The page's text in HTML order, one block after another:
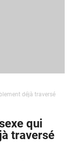
déjà traversé
qui
traversé